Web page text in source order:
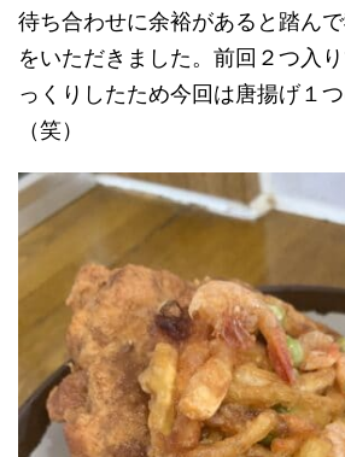
待ち合わせに余裕があると踏ん
をいただきました。前回２つ入
っくりしたため今回は唐揚げ１
（笑）